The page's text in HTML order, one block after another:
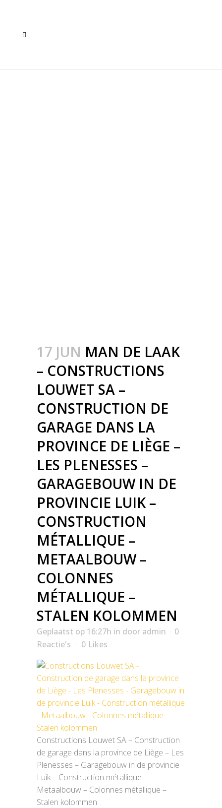
17 JUN MAN DE LAAK
– CONSTRUCTIONS
LOUWET SA –
CONSTRUCTION DE
GARAGE DANS LA
PROVINCE DE LIÈGE –
LES PLENESSES –
GARAGEBOUW IN DE
PROVINCIE LUIK –
CONSTRUCTION
MÉTALLIQUE –
METAALBOUW –
COLONNES
MÉTALLIQUE –
STALEN KOLOMMEN
Geplaatst op 16:27h in door admin
0
Reactie's
0 Likes
Constructions Louwet SA – Construction
de garage dans la province de Liège – Les
Plenesses – Garagebouw in de provincie
Luik – Construction métallique –
Metaalbouw – Colonnes métallique –
Stalen kolommen